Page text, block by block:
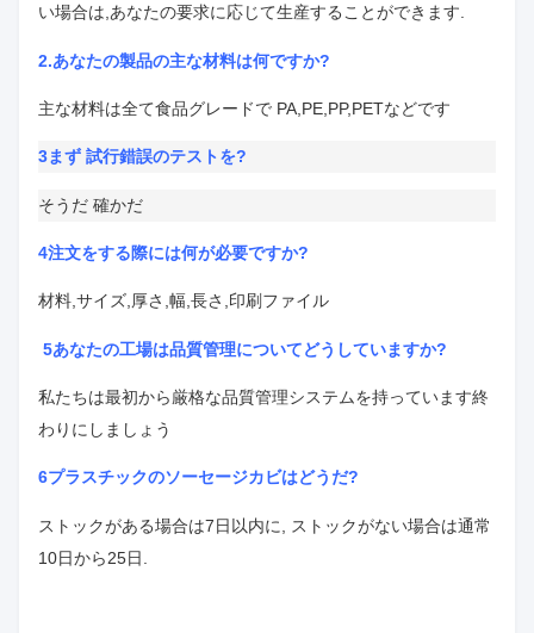
い場合は,あなたの要求に応じて生産することができます.
2.あなたの製品の主な材料は何ですか?
主な材料は全て食品グレードで PA,PE,PP,PETなどです
3まず 試行錯誤のテストを?
そうだ 確かだ
4注文をする際には何が必要ですか?
材料,サイズ,厚さ,幅,長さ,印刷ファイル
5あなたの工場は品質管理についてどうしていますか?
私たちは最初から厳格な品質管理システムを持っています終
わりにしましょう
6プラスチックのソーセージカビはどうだ?
ストックがある場合は7日以内に, ストックがない場合は通常
10日から25日.